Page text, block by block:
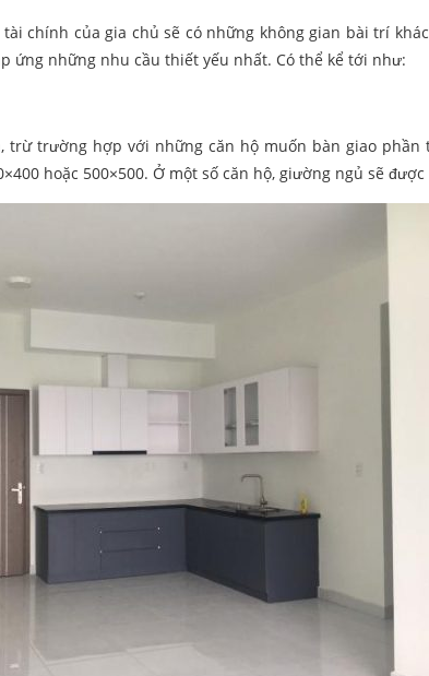
chính của gia chủ sẽ có những không gian bài trí
ứng những nhu cầu thiết yếu nhất. Có thể kể tới như:
trừ trường hợp với những căn hộ muốn bàn giao
hoặc 500×500. Ở một số căn hộ, giường ngủ sẽ được